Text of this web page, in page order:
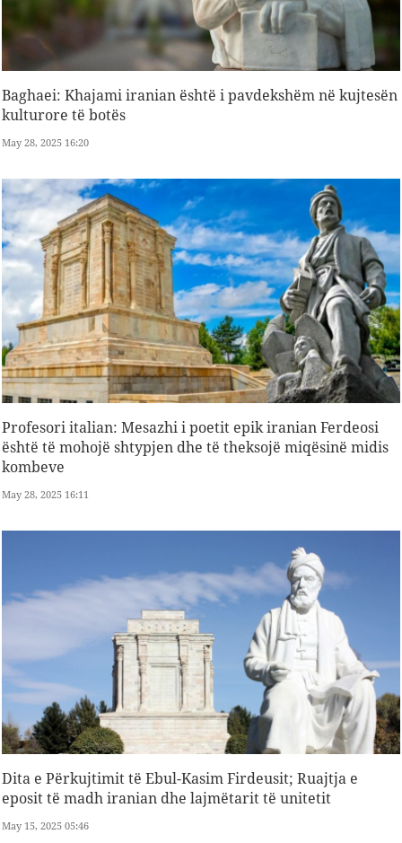
Baghaei: Khajami iranian është i pavdekshëm në kujtesën
kulturore të botës
May 28, 2025 16:20
Profesori italian: Mesazhi i poetit epik iranian Ferdeosi
është të mohojë shtypjen dhe të theksojë miqësinë midis
kombeve
May 28, 2025 16:11
Dita e Përkujtimit të Ebul-Kasim Firdeusit; Ruajtja e
eposit të madh iranian dhe lajmëtarit të unitetit
May 15, 2025 05:46